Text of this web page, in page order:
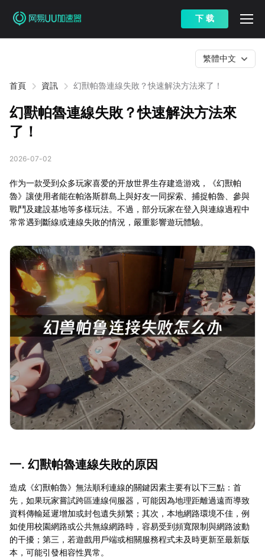
下 载
首頁 資訊 幻獸帕魯連線失敗？快速解決方法來了！
繁體中文
幻獸帕魯連線失敗？快速解決方法來
了！
2026-07-02
作为一款受到众多玩家喜爱的开放世界生存建造游戏，《幻獸帕
魯》讓使用者能在帕洛斯群島上與好友一同探索、捕捉帕魯、參與
戰鬥及建設基地等多樣玩法。不過，部分玩家在登入與連線過程中
常常遇到斷線或連線失敗的情況，嚴重影響遊玩體驗。
一. 幻獸帕魯連線失敗的原因
造成《幻獸帕魯》無法順利連線的關鍵因素主要有以下三點：首
先，如果玩家嘗試跨區連線伺服器，可能因為地理距離過遠而導致
資料傳輸延遲增加或封包遺失頻繁；其次，本地網路環境不佳，例
如使用校園網路或公共無線網路時，容易受到頻寬限制與網路波動
的干擾；第三，若遊戲用戶端或相關服務程式未及時更新至最新版
本，可能引發相容性異常。